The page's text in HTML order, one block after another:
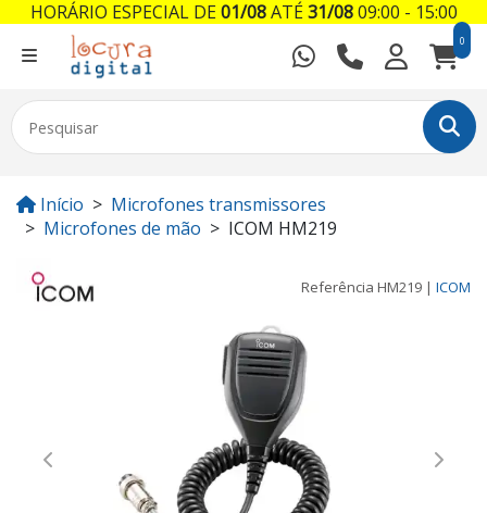
0
Início
Microfones transmissores
Microfones de mão
ICOM HM219
Referência HM219 | ICOM
Previous Next
HORÁRIO ESPECIAL DE01/08ATÉ31/0809:00 - 15:00